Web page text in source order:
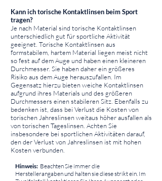
Kann ich torische Kontaktlinsen beim Sport
tragen?
Je nach Material sind torische Kontaktlinsen
unterschiedlich gut für sportliche Aktivität
geeignet. Torische Kontaktlinsen aus
formstabilem, hartem Material liegen meist nicht
so fest auf dem Auge und haben einen kleineren
Durchmesser. Sie haben daher ein größeres
Risiko aus dem Auge herauszufallen. Im
Gegensatz hierzu bieten weiche Kontaktlinsen
aufgrund ihres Materials und des größeren
Durchmessers einen stabileren Sitz. Ebenfalls zu
bedenken ist, dass bei Verlust die Kosten von
torischen Jahreslinsen weitaus höher ausfallen als
von torischen Tageslinsen. Achten Sie
insbesondere bei sportlichen Aktivitäten darauf,
den der Verlust von Jahreslinsen ist mit hohen
Kosten verbunden.
Hinweis: Beachten Sie immer die
Herstellerangaben und halten sie diese strikt ein. Im